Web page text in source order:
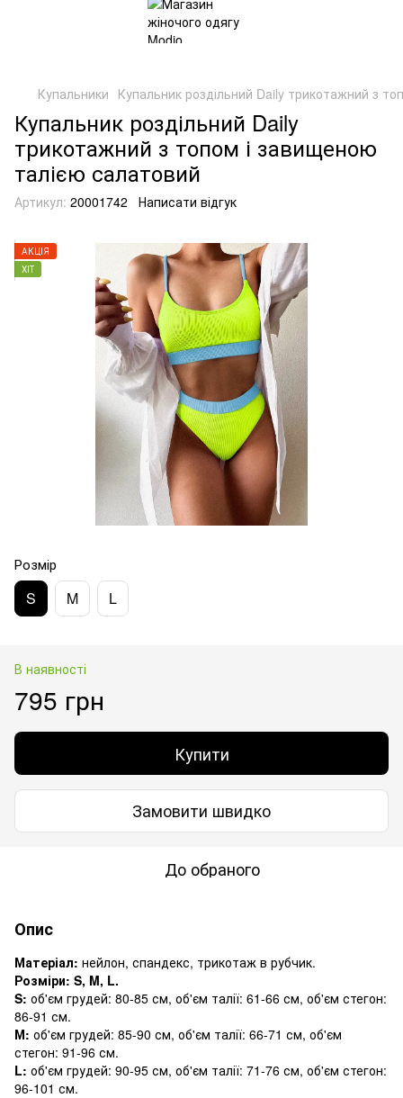
Купальники Купальник роздільний Daily трикотажний з
Купальник роздільний Daily
трикотажний з топом і завищеною
талією салатовий
Артикул: 20001742 Написати відгук
АКЦІЯ
ХІТ
Розмір
S M L
В наявності
795 грн
Купити
Замовити швидко
До обраного
Опис
Матеріал: нейлон, спандекс, трикотаж в рубчик.
Розміри: S, M, L.
S: об'єм грудей: 80-85 см, об'єм талії: 61-66 см, об'єм стегон:
86-91 см.
М: об'єм грудей: 85-90 см, об'єм талії: 66-71 см, об'єм
стегон: 91-96 см.
L: об'єм грудей: 90-95 см, об'єм талії: 71-76 см, об'єм стегон:
96-101 см.